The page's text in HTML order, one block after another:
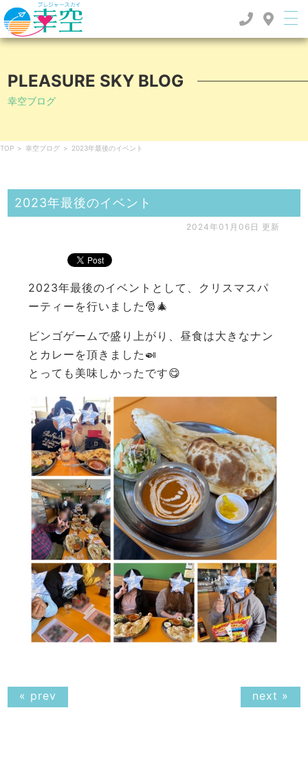
PLEASURE SKY BLOG
幸空ブログ
TOP > 幸空ブログ > 2023年最後のイベント
2023年最後のイベント
2024年01月06日 更新
2023年最後のイベントとして、クリスマスパ
ーティーを行いました🎅🎄
ビンゴゲームで盛り上がり、昼食は大きなナン
とカレーを頂きました🍛
とっても美味しかったです😋
« prev next »